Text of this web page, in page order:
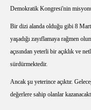
Demokratik Kongresi'nin
Bir dizi alanda olduğu gibi 8
yaşadığı zayıflamaya rağmen
açısından yeterli bir açıklık ve
sürdürmektedir.
Ancak şu yeterince açıktır.
değerlere sahip olanlar